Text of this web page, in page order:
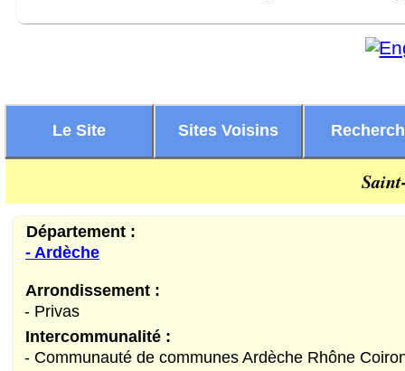
Le Site Sites Voisins
Département :
- Ardèche
Arrondissement :
- Privas
Intercommunalité :
- Communauté de communes Ardèche Rhône